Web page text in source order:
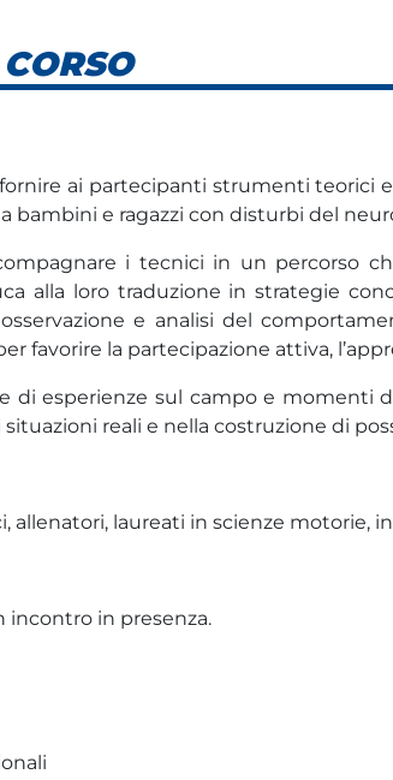
ai partecipanti strumenti teorici
bambini e ragazzi con disturbi del
i tecnici in un percorso
alla loro traduzione in strategie
e analisi del
favorire la partecipazione attiva,
di esperienze sul campo e momenti
reali e nella costruzione di
allenatori, laureati in scienze motorie,
incontro in presenza.